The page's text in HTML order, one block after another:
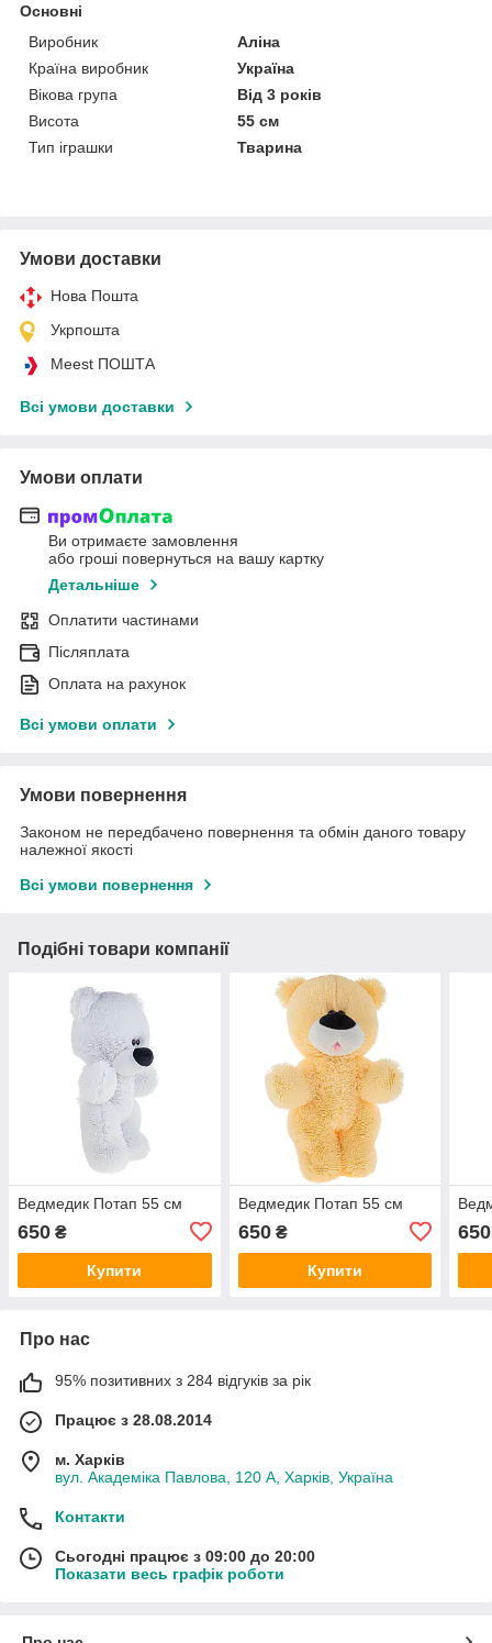
Основні
Виробник
Аліна
Країна виробник
Україна
Вікова група
Від 3 років
Висота
55 см
Тип іграшки
Тварина
Умови доставки
Нова Пошта
Укрпошта
Meest ПОШТА
Всі умови доставки
Умови оплати
Ви отримаєте замовлення
або гроші повернуться на вашу картку
Детальніше
Оплатити частинами
Післяплата
Оплата на рахунок
Всі умови оплати
Умови повернення
Законом не передбачено повернення та обмін даного товару
належної якості
Всі умови повернення
Подібні товари компанії
Ведмедик Потап 55 см
650 ₴
Купити
Ведмедик Потап 55 см
650₴
Купити
650
Про нас
95% позитивних з 284 відгуків за рік
Працює з 28.08.2014
м. Харків
вул. Академіка Павлова, 120 А, Харків, Україна
Контакти
Сьогодні працює з 09:00 до 20:00
Показати весь графік роботи